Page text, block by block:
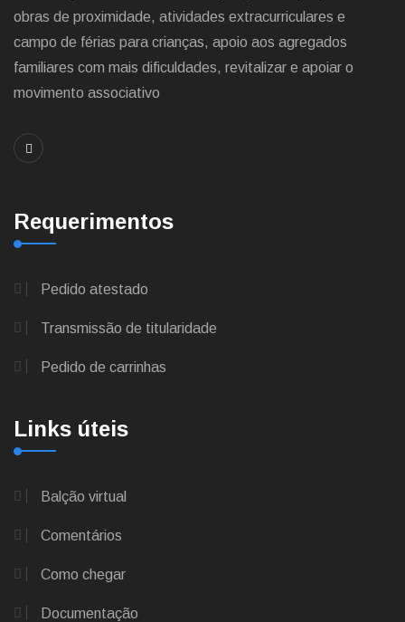
obras de proximidade, atividades extracurriculares e
campo de férias para crianças, apoio aos agregados
familiares com mais dificuldades, revitalizar e apoiar o
movimento associativo
Requerimentos
Pedido atestado
Transmissão de titularidade
Pedido de carrinhas
Links úteis
Balção virtual
Comentários
Como chegar
Documentação